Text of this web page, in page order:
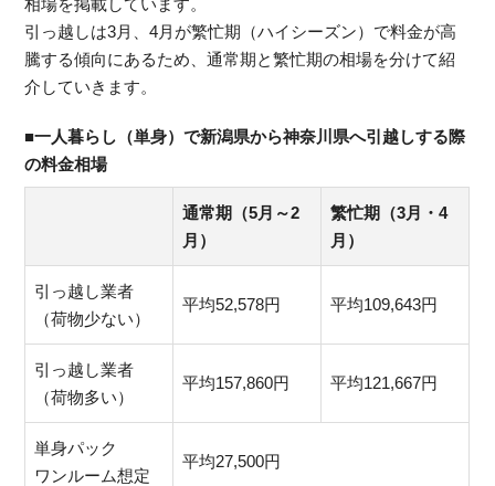
引っ越しは3月、4月が繁忙期（ハイシーズン）で料金が高
騰する傾向にあるため、通常期と繁忙期の相場を分けて紹
介していきます。
■一人暮らし（単身）で新潟県から神奈川県へ引越しする際
の料金相場
通常期（5月～2
月）
繁忙期（3月・4
月）
引っ越し業者
（荷物少ない）
平均52,578円 平均109,643円
引っ越し業者
（荷物多い）
平均157,860円 平均121,667円
単身パック
ワンルーム想定
平均27,500円